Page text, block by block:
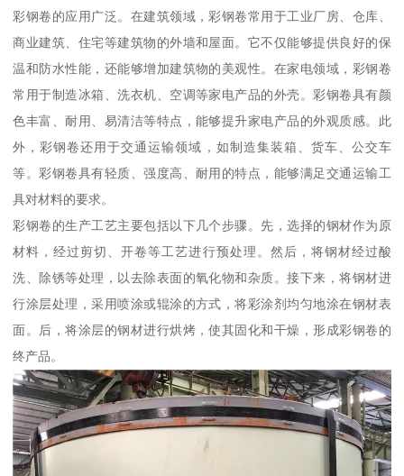
彩钢卷的应用广泛。在建筑领域，彩钢卷常用于工业厂房、仓库、
商业建筑、住宅等建筑物的外墙和屋面。它不仅能够提供良好的保
温和防水性能，还能够增加建筑物的美观性。在家电领域，彩钢卷
常用于制造冰箱、洗衣机、空调等家电产品的外壳。彩钢卷具有颜
色丰富、耐用、易清洁等特点，能够提升家电产品的外观质感。此
外，彩钢卷还用于交通运输领域，如制造集装箱、货车、公交车
等。彩钢卷具有轻质、强度高、耐用的特点，能够满足交通运输工
具对材料的要求。
彩钢卷的生产工艺主要包括以下几个步骤。先，选择的钢材作为原
材料，经过剪切、开卷等工艺进行预处理。然后，将钢材经过酸
洗、除锈等处理，以去除表面的氧化物和杂质。接下来，将钢材进
行涂层处理，采用喷涂或辊涂的方式，将彩涂剂均匀地涂在钢材表
面。后，将涂层的钢材进行烘烤，使其固化和干燥，形成彩钢卷的
终产品。